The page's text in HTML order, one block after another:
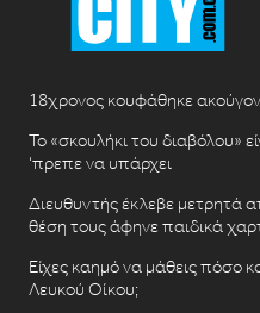
18χρονος κουφάθηκε
Το «σκουλήκι του διαβόλου»
‘πρεπε να υπάρχει
Διευθυντής έκλεβε μετρητά
θέση τους άφηνε παιδικά
Είχες καημό να μάθεις πόσο
Λευκού Οίκου;